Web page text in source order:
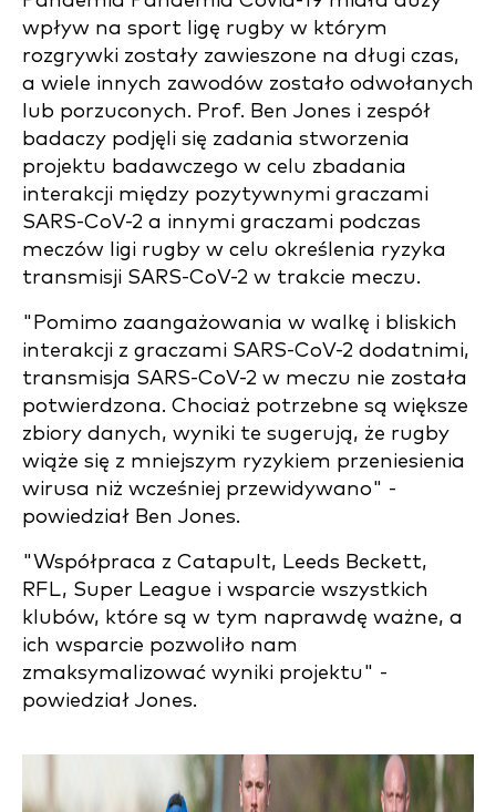
wpływ na sport ligę rugby w którym
rozgrywki zostały zawieszone na długi czas,
a wiele innych zawodów zostało odwołanych
lub porzuconych. Prof. Ben Jones i zespół
badaczy podjęli się zadania stworzenia
projektu badawczego w celu zbadania
interakcji między pozytywnymi graczami
SARS-CoV-2 a innymi graczami podczas
meczów ligi rugby w celu określenia ryzyka
transmisji SARS-CoV-2 w trakcie meczu.
" Pomimo zaangażowania w walkę i bliskich
interakcji z graczami SARS-CoV-2 dodatnimi,
transmisja SARS-CoV-2 w meczu nie została
potwierdzona. Chociaż potrzebne są większe
zbiory danych, wyniki te sugerują, że rugby
wiąże się z mniejszym ryzykiem przeniesienia
wirusa niż wcześniej przewidywano" -
powiedział Ben Jones.
"Współpraca z Catapult, Leeds Beckett,
RFL, Super League i wsparcie wszystkich
klubów, które są w tym naprawdę ważne, a
ich wsparcie pozwoliło nam
zmaksymalizować wyniki projektu" -
powiedział Jones.